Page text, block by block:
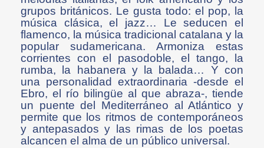
grupos británicos. Le gusta todo: el pop, la
música clásica, el jazz… Le seducen el
flamenco, la música tradicional catalana y la
popular sudamericana. Armoniza estas
corrientes con el pasodoble, el tango, la
rumba, la habanera y la balada… Y con
una personalidad extraordinaria -desde el
Ebro, el río bilingüe al que abraza-, tiende
un puente del Mediterráneo al Atlántico y
permite que los ritmos de contemporáneos
y antepasados y las rimas de los poetas
alcancen el alma de un público universal.